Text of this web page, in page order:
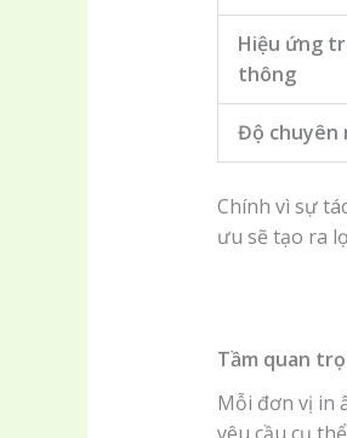
Hiệu ứng
thông
Độ chuyên
Chính vì sự
ưu sẽ tạo ra
Tầm quan
Mỗi đơn vị in